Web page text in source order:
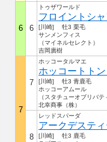
6 6
トゥザワールド
フロイントシャ
[川崎] 牡3 栗毛
サンメンフィス
（マイネルセレクト）
吉岡廣樹
7
7
ホッコータルマエ
ホッコートトン
[川崎] 牡3 青鹿毛
ホッコーアムール
（スタチューオブリバテ
北幸商事（株）
8
レッドスパーダ
アークデスティ
[川崎] 牡3 鹿毛